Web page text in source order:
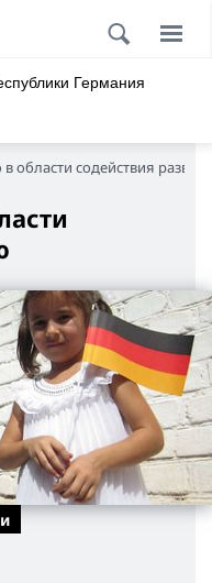
Германия
области содействия